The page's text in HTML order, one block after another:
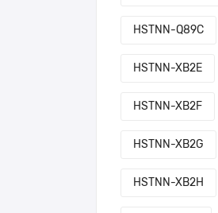
HSTNN-Q89C
HSTNN-XB2E
HSTNN-XB2F
HSTNN-XB2G
HSTNN-XB2H